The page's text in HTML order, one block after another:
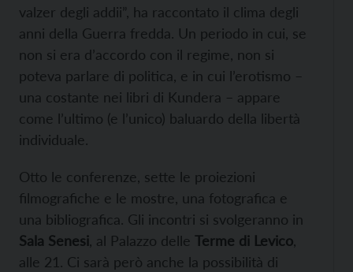
valzer degli addii”, ha raccontato il clima degli
anni della Guerra fredda. Un periodo in cui, se
non si era d’accordo con il regime, non si
poteva parlare di politica, e in cui l’erotismo –
una costante nei libri di Kundera – appare
come l’ultimo (e l’unico) baluardo della libertà
individuale.
Otto le conferenze, sette le proiezioni
filmografiche e le mostre, una fotografica e
una bibliografica. Gli incontri si svolgeranno in
Sala Senesi , al Palazzo delle Terme di Levico
alle 21. Ci sarà però anche la possibilità di